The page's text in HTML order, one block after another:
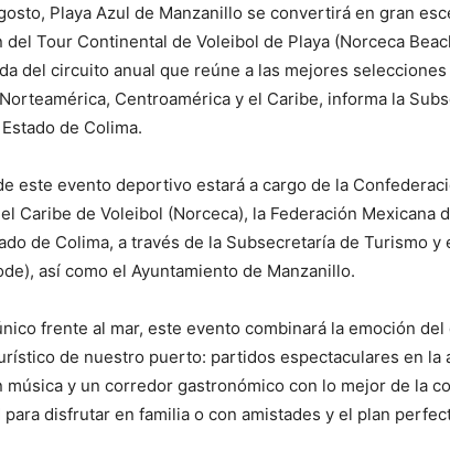
Playa Azul de Manzanillo se convertirá en gran
del Tour Continental de Voleibol de Playa (Norceca
del circuito anual que reúne a las mejores
Centroamérica y el Caribe, informa la
de Colima.
este evento deportivo estará a cargo de la
Caribe de Voleibol (Norceca), la Federación Mexicana
de Colima, a través de la Subsecretaría de Turismo
así como el Ayuntamiento de Manzanillo.
frente al mar, este evento combinará la emoción
de nuestro puerto: partidos espectaculares en la
música y un corredor gastronómico con lo mejor de la
disfrutar en familia o con amistades y el plan